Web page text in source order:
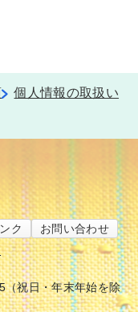
個人情報の取扱い
ク
お問い合わせ
（祝日・年末年始を除